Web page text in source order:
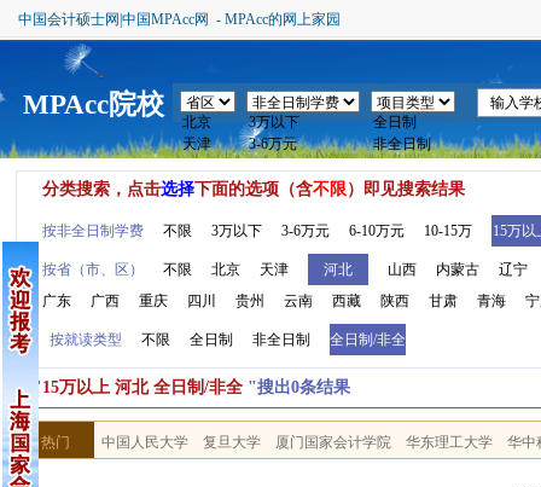
中国会计硕士网|中国MPAcc网 - MPAcc的网上家园
MPAcc院校
分类搜索，点击选择下面的选项（含不限）即见搜索结果
按非全日制学费 不限 3万以下 3-6万元 6-10万元 10-15万 15万以
按省（市、区） 不限 北京 天津 河北 山西 内蒙古
辽宁
广东
广西 重庆 四川 贵州 云南 西藏 陕西 甘肃 青海
按就读类型 不限 全日制 非全日制 全日制/非全
按"15万以上 河北 全日制/非全 "搜出0条结果
热门 中国人民大学 复旦大学 厦门国家会计学院 华东理工大学 华中